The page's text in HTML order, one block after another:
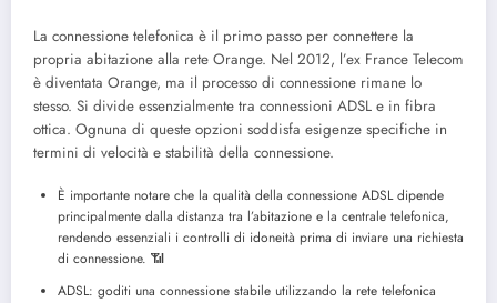
La connessione telefonica è il primo passo per connettere la
propria abitazione alla rete Orange. Nel 2012, l’ex France Telecom
è diventata Orange, ma il processo di connessione rimane lo
stesso. Si divide essenzialmente tra connessioni ADSL e in fibra
ottica. Ognuna di queste opzioni soddisfa esigenze specifiche in
termini di velocità e stabilità della connessione.
È importante notare che la qualità della connessione ADSL dipende
principalmente dalla distanza tra l’abitazione e la centrale telefonica,
rendendo essenziali i controlli di idoneità prima di inviare una richiesta
di connessione. 📶
ADSL: goditi una connessione stabile utilizzando la rete telefonica